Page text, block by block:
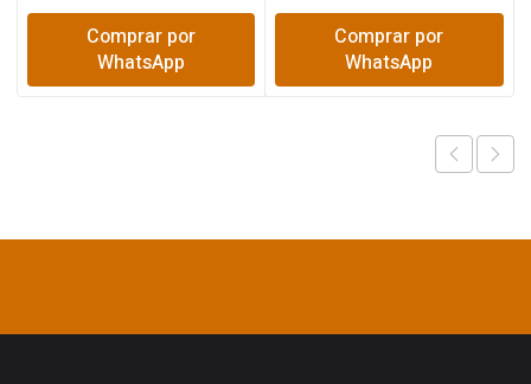
Comprar por
WhatsApp
Comprar por
WhatsApp